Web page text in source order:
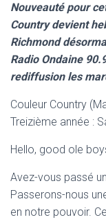
Nouveauté pour
Country devient
Richmond
Radio Ondaine
rediffusion les
Couleur Country
Treizième année :
Hello, good ole
Avez-vous passé
Passerons-nous
en notre pouvoir.